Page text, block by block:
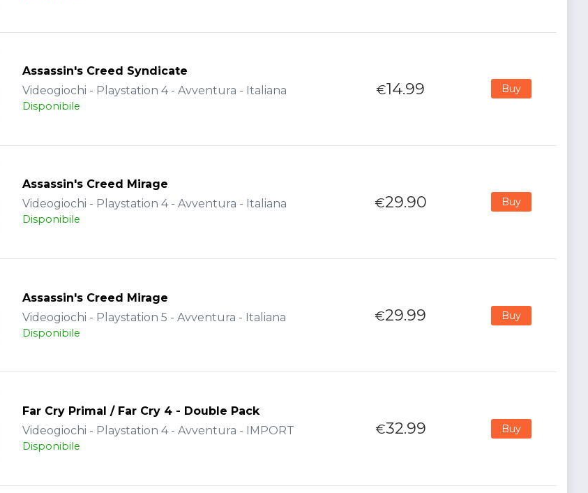
Assassin's Creed Syndicate
Videogiochi - Playstation 4 - Avventura - Italiana
Disponibile
€14.99 Buy
Assassin's Creed Mirage
Videogiochi - Playstation 4 - Avventura - Italiana
Disponibile
€29.90 Buy
Assassin's Creed Mirage
Videogiochi - Playstation 5 - Avventura - Italiana
Disponibile
€29.99 Buy
Far Cry Primal / Far Cry 4 - Double Pack
Videogiochi - Playstation 4 - Avventura - IMPORT
Disponibile
€32.99 Buy